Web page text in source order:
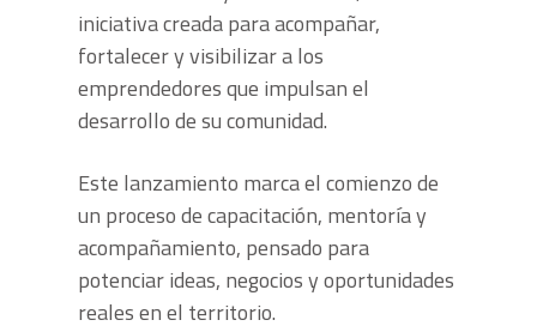
iniciativa creada para acompañar,
fortalecer y visibilizar a los
emprendedores que impulsan el
desarrollo de su comunidad.
Este lanzamiento marca el comienzo de
un proceso de capacitación, mentoría y
acompañamiento, pensado para
potenciar ideas, negocios y oportunidades
reales en el territorio.